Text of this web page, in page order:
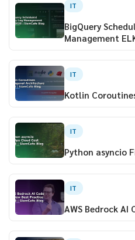
IT
BigQuery
Management
IT
Kotlin
IT
Python asyncio
IT
AWS Bedrock AI